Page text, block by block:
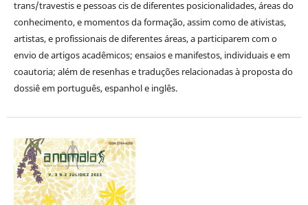
trans/travestis e pessoas cis de diferentes posicionalidades, áreas do
conhecimento, e momentos da formação, assim como de ativistas,
artistas, e profissionais de diferentes áreas, a participarem com o
envio de artigos acadêmicos; ensaios e manifestos, individuais e em
coautoria; além de resenhas e traduções relacionadas à proposta do
dossiê em português, espanhol e inglês.